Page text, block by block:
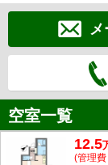
メ
空室一覧
12.5
(管理